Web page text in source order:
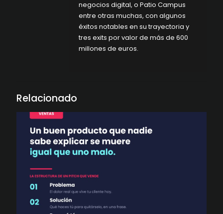
negocios digital, o Patio Campus
entre otras muchas, con algunos
éxitos notables en su trayectoria y
tres exits por valor de más de 600
millones de euros.
Relacionado